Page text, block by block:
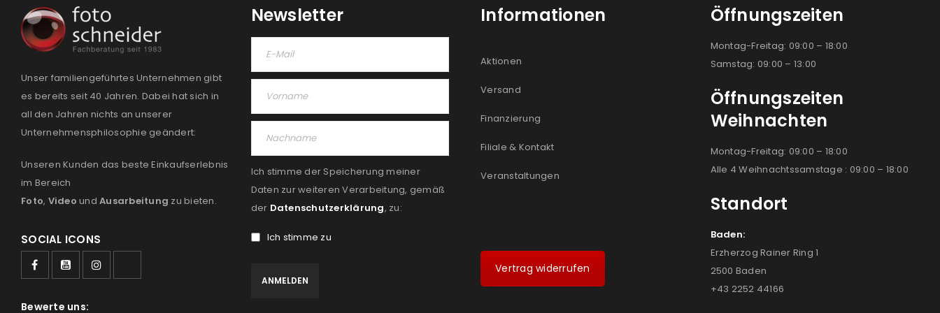
Unser familiengeführtes Unternehmen gibt
es bereits seit 40 Jahren. Dabei hat sich in
all den Jahren nichts an unserer
Unternehmensphilosophie geändert:
Unseren Kunden das beste Einkaufserlebnis
im Bereich
Foto, Video und Ausarbeitung zu bieten.
SOCIAL ICONS
Bewerte uns:
Newsletter
Ich stimme der Speicherung meiner
Daten zur weiteren Verarbeitung, gemäß
der Datenschutzerklärung, zu:
Ich stimme zu
Informationen
Aktionen
Versand
Finanzierung
Filiale & Kontakt
Veranstaltungen
Vertrag widerrufen
Öffnungszeiten
Montag-Freitag: 09:00 – 18:00
Samstag: 09:00 – 13:00
Öffnungszeiten
Weihnachten
Montag-Freitag: 09:00 – 18:00
Alle 4 Weihnachtssamstage : 09:00 – 18:00
Standort
Baden:
Erzherzog Rainer Ring 1
2500 Baden
+43 2252 44166